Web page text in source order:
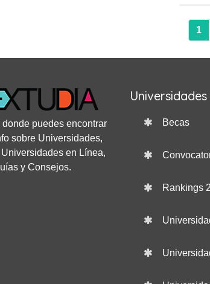
1
donde puedes encontrar
sobre Universidades,
en Línea,
y Consejos.
Universidades
Becas
Rankings